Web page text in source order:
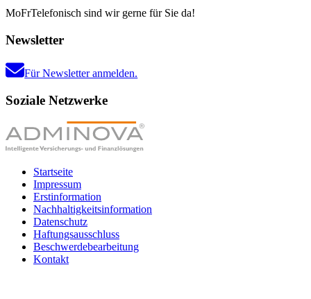
MoFrTelefonisch sind wir gerne für Sie da!
Newsletter
Für Newsletter anmelden.
Soziale Netzwerke
Startseite
Impressum
Erstinformation
Nachhaltigkeitsinformation
Datenschutz
Haftungsausschluss
Beschwerdebearbeitung
Kontakt